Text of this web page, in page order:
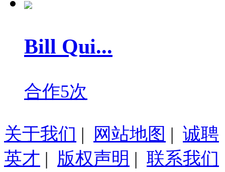
Bill Qui...
合作5次
关于我们 | 网站地图 | 诚聘
英才 | 版权声明 | 联系我们